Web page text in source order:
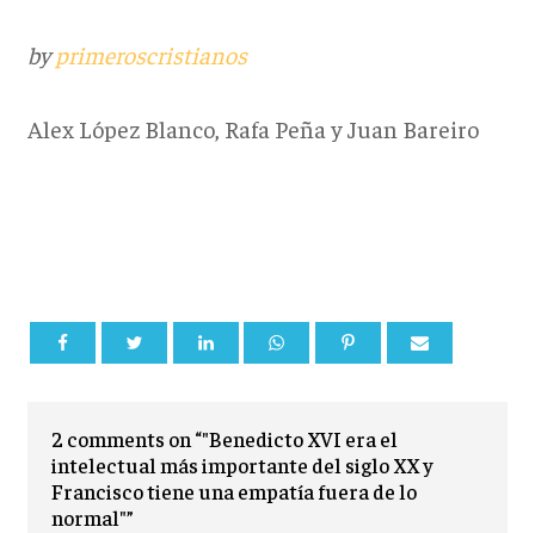
byprimeroscristianos
Alex López Blanco, Rafa Peña y Juan Bareiro
2 comments on “"Benedicto XVI era el
intelectual más importante del siglo XX y
Francisco tiene una empatía fuera de lo
normal"”